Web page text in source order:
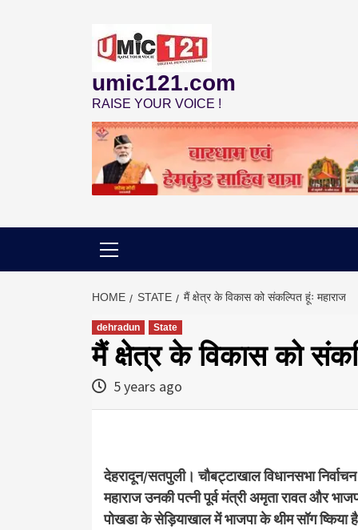
umic121.com
RAISE YOUR VOICE !
HOME STATE मैं क्षेत्र के विकास को संकल्पित हूंः महाराज
dehradun State
मैं क्षेत्र के विकास को
5 years ago
देहरादून/सतपुली। चौबट्टाखाल विधानसभा
महाराज उनकी पत्नी पूर्व मंत्री अमृता रावत और
पोखडा के सेड़ियाखाल में भाजपा के थीम सॉग ष्किया